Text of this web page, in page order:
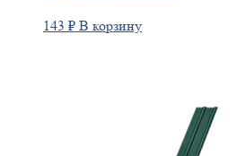
143 ₽ В корзину